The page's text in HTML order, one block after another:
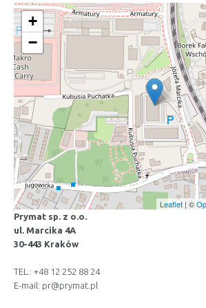
+
−
Leaflet | ©
Prymat sp. z o.o.
ul. Marcika 4A
30-443 Kraków
TEL.: +48 12 252 88 24
E-mail: pr@prymat.pl